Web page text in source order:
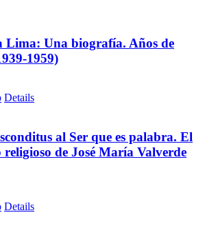
Lima: Una biografía. Años de
1959)
Details
al Ser que es palabra. El
religioso de José María Valverde
Details